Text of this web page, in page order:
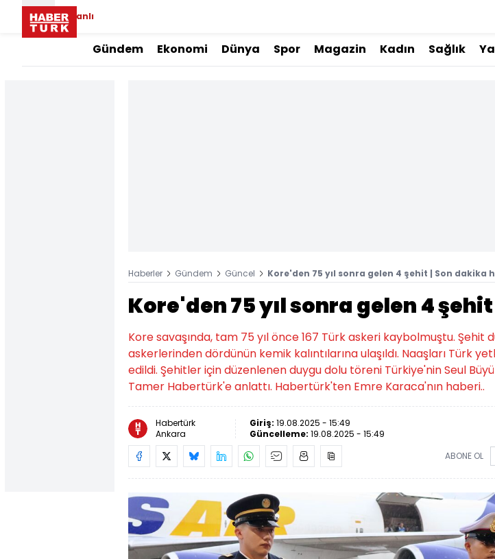
Canlı
Gündem Ekonomi Dünya Spor Magazin Kadın Sağlık
Haberler Gündem Güncel Kore'den 75 yıl sonra gelen 4 şehit | Son dakika
Kore'den 75 yıl sonra gelen 4 şehit
Kore savaşında, tam 75 yıl önce 167 Türk askeri kaybolmuştu. Şehit
askerlerinden dördünün kemik kalıntılarına ulaşıldı. Naaşları Türk
edildi. Şehitler için düzenlenen duygu dolu töreni Türkiye'nin Seul
Tamer Habertürk'e anlattı. Habertürk'ten Emre Karaca'nın haberi..
Habertürk
Ankara
Giriş: 19.08.2025 - 15:49
Güncelleme: 19.08.2025 - 15:49
ABONE OL